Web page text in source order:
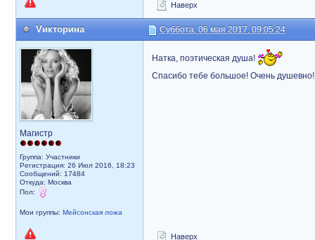
Наверх
Vикторина Суббота, 06 мая 2017, 09:05:24
Магистр
Группа: Участники
Регистрация: 26 Июл 2016, 18:23
Сообщений: 17484
Откуда: Москва
Пол:
Мои группы: Мейсонская ложа
Натка, поэтическая душа!
Спасибо тебе большое! Очень
Наверх